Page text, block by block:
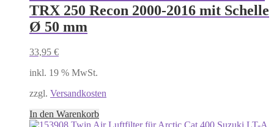
TRX 250 Recon 2000-2016 mit Schelle
Ø 50 mm
33,95 €
inkl. 19 % MwSt.
zzgl. Versandkosten
In den Warenkorb